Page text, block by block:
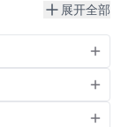
展开全部